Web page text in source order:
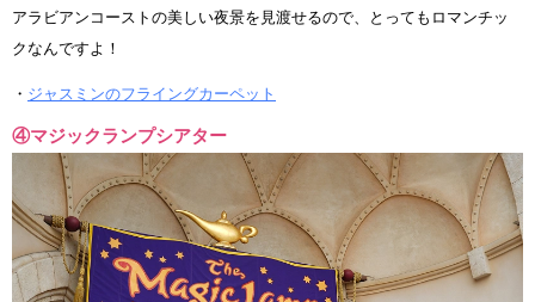
アラビアンコーストの美しい夜景を見渡せるので、とってもロマンチッ
クなんですよ！
・ ジャスミンのフライングカーペット
④マジックランプシアター